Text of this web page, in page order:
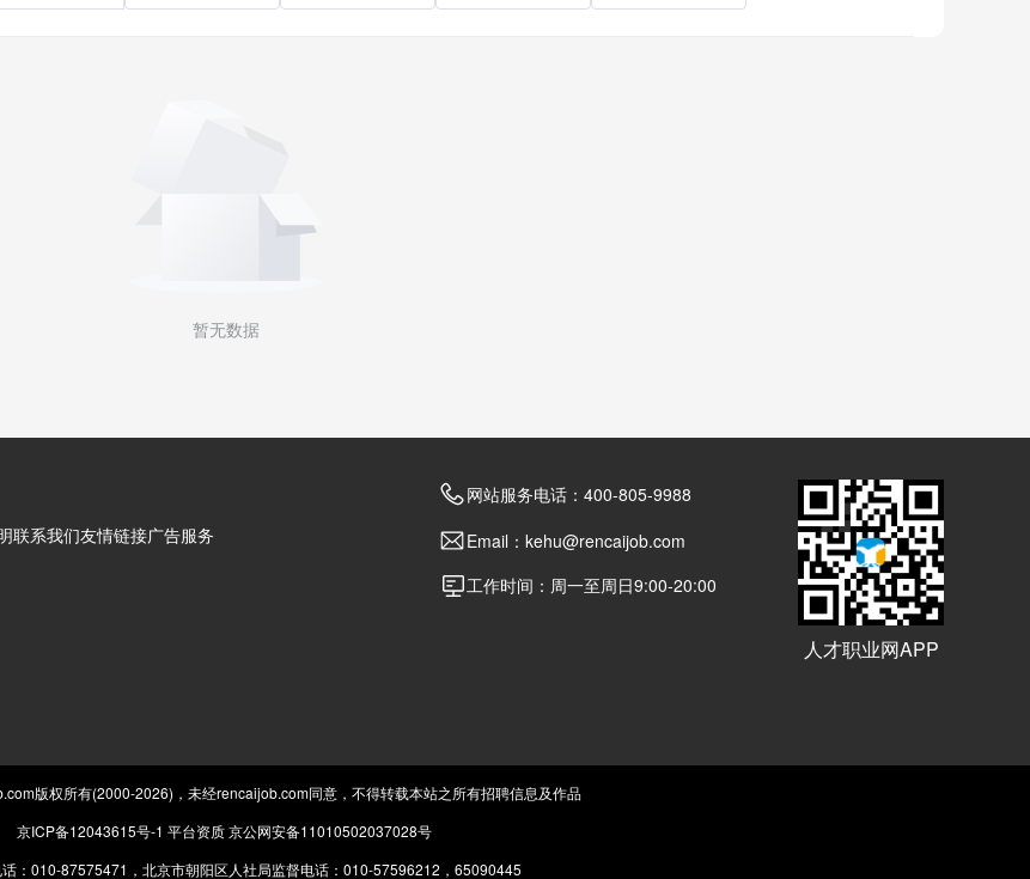
暂无数据
联系我们友情链接广告服务
网站服务电话：400-805-9988
Email：kehu@rencaijob.com
工作时间：周一至周日9:00-20:00
人才职业网APP
版权所有(2000-2026)，未经rencaijob.com同意，不得转载本站之所有招聘信息及作品
京ICP备12043615号-1 平台资质京公网安备11010502037028号
话：010-87575471，北京市朝阳区人社局监督电话：010-57596212，65090445